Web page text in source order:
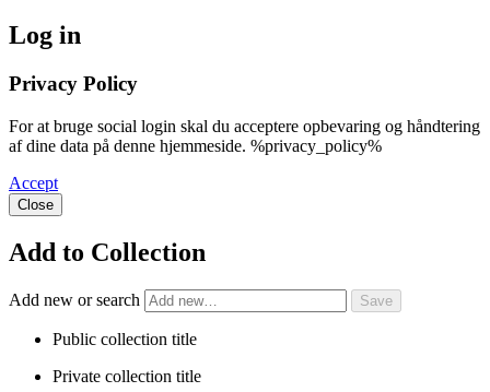
Log in
Privacy Policy
For at bruge social login skal du acceptere opbevaring og håndtering
af dine data på denne hjemmeside. %privacy_policy%
Accept
Close
Add to Collection
Add new or search
Public collection title
Private collection title